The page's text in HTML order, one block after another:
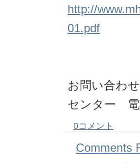
http://
01.pdf
お問い合わ
センター 電
0コメント
Comments